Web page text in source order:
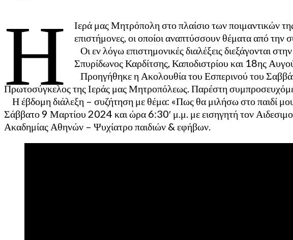
Η
Ιερά μας Μητρόπολη στο πλαίσιο των ποιμαντικών
επιστήμονες, οι οποίοι αναπτύσσουν θέματα από
Οι εν λόγω επιστημονικές διαλέξεις διεξάγονται
Σπυρίδωνος Καρδίτσης, Καποδιστρίου και 18ης
Προηγήθηκε η Ακολουθία του Εσπερινού του
Πρωτοσύγκελος της Ιεράς μας Μητροπόλεως. Παρέστη
Η έβδομη διάλεξη – συζήτηση με θέμα: «Πως θα μιλήσω στο παιδί
Σάββατο 9 Μαρτίου 2024 και ώρα 6:30′ μ.μ. με εισηγητή τον
Ακαδημίας Αθηνών – Ψυχίατρο παιδιών & εφήβων.